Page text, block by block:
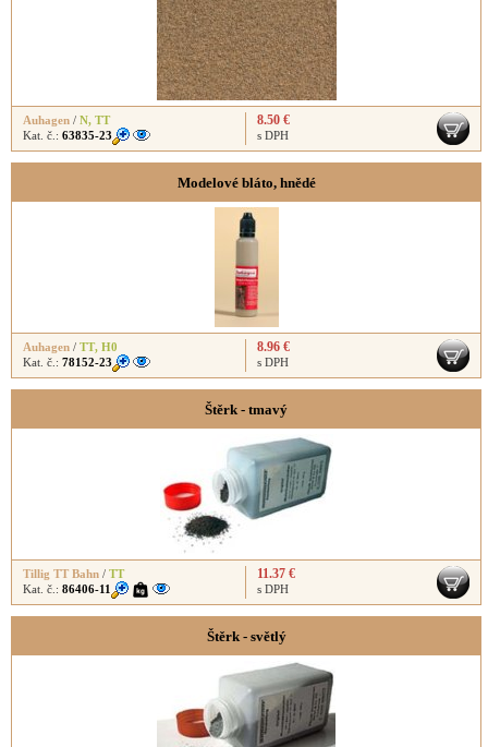
Auhagen / N, TT
Kat. č.: 63835-23
8.50 €
s DPH
Modelové bláto, hnědé
Auhagen / TT, H0
Kat. č.: 78152-23
8.96 €
s DPH
Štěrk - tmavý
Tillig TT Bahn / TT
Kat. č.: 86406-11
11.37 €
s DPH
Štěrk - světlý